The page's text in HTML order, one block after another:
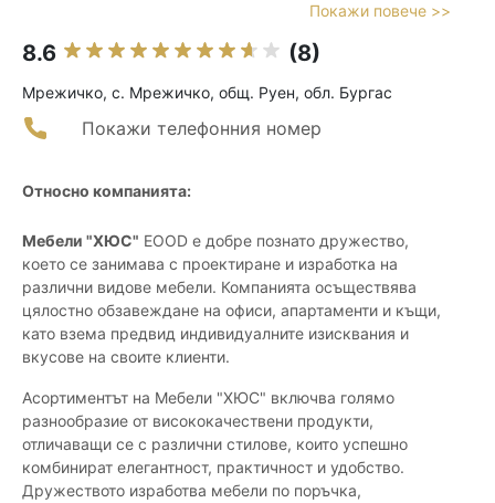
Покажи повече >>
8.6 (8)
Мрежичко, с. Мрежичко, общ. Руен, обл. Бургас
Покажи телефонния номер
Относно компанията:
Мебели "ХЮС" EOOD е добре познато дружество,
което се занимава с проектиране и изработка на
различни видове мебели. Компанията осъществява
цялостно обзавеждане на офиси, апартаменти и къщи,
като взема предвид индивидуалните изисквания и
вкусове на своите клиенти.
Асортиментът на Мебели "ХЮС" включва голямо
разнообразие от висококачествени продукти,
отличаващи се с различни стилове, които успешно
комбинират елегантност, практичност и удобство.
Дружеството изработва мебели по поръчка,